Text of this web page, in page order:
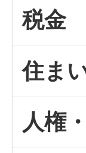
税金
住ま
人権